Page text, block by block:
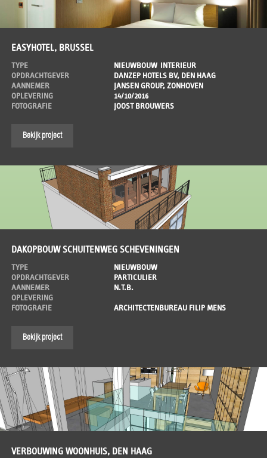
EASYHOTEL, BRUSSEL
TYPE NIEUWBOUW
INTERIEUR
OPDRACHTGEVER
DANZEP HOTELS BV, DEN HAAG
AANNEMER
JANSEN GROUP, ZONHOVEN
OPLEVERING
14/10/2016
FOTOGRAFIE
JOOST BROUWERS
Bekijk project
DAKOPBOUW SCHUITENWEG SCHEVENINGEN
TYPE
NIEUWBOUW
OPDRACHTGEVER
PARTICULIER
AANNEMER
N.T.B.
OPLEVERING
FOTOGRAFIE
ARCHITECTENBUREAU FILIP MENS
Bekijk project
VERBOUWING WOONHUIS, DEN HAAG